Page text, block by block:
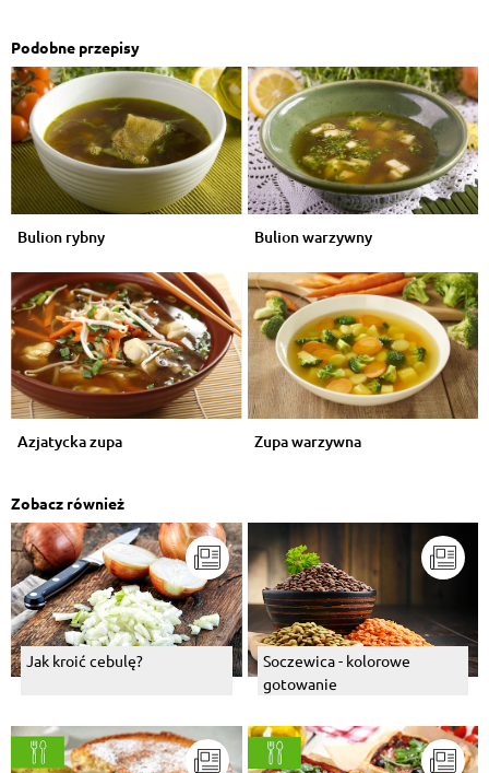
Podobne przepisy
Bulion rybny Bulion warzywny
Azjatycka zupa Zupa warzywna
Zobacz również
Jak kroić cebulę?
Soczewica - kolorowe
gotowanie